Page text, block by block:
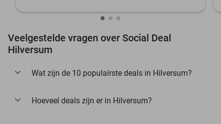
Veelgestelde vragen over Social Deal
Hilversum
Wat zijn de 10 populairste deals in Hilversum?
Hoeveel deals zijn er in Hilversum?